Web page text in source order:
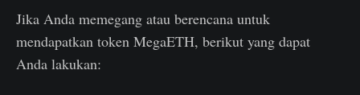
Jika Anda memegang atau berencana untuk
mendapatkan token MegaETH, berikut yang dapat
Anda lakukan: